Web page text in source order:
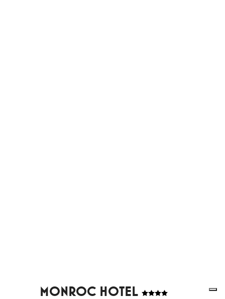
MONROC HOTEL